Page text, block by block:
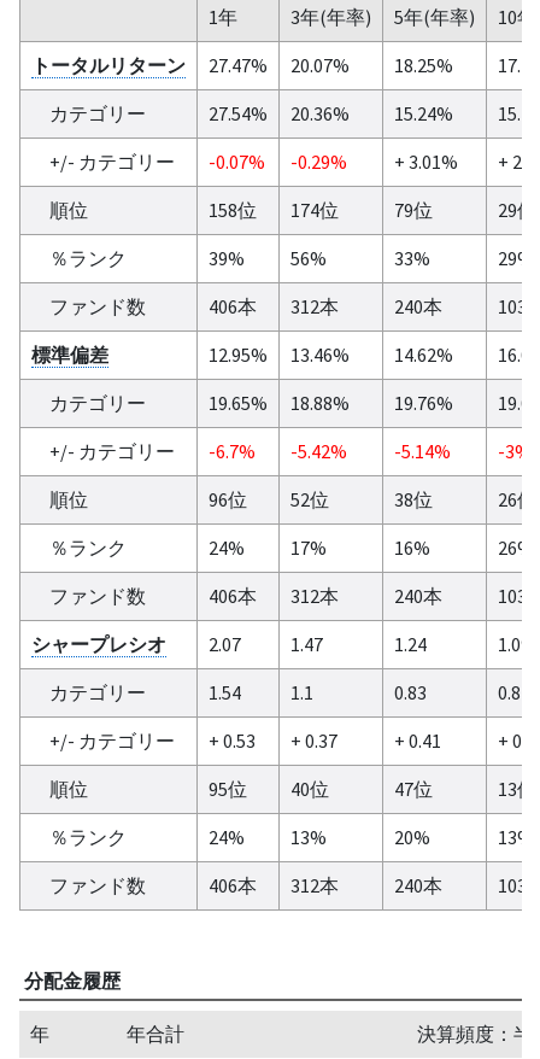
1年 3年(年率) 5年(年率)
10
トータルリターン
27.47% 20.07% 18.25%
カテゴリー
27.54% 20.36% 15.24%
+/- カテゴリー
-0.07% -0.29% + 3.01%
+
順位
158位 174位 79位
29位
％ランク
39% 56% 33%
29%
ファンド数
406本 312本 240本
103
標準偏差
12.95% 13.46% 14.62%
カテゴリー
19.65% 18.88% 19.76%
+/- カテゴリー
-6.7% -5.42% -5.14%
-3%
順位
96位 52位 38位
26位
％ランク
24% 17% 16%
26%
ファンド数
406本 312本 240本
103
シャープレシオ
2.07 1.47 1.24
1.09
カテゴリー
1.54 1.1 0.83
0.84
+/- カテゴリー
+ 0.53 + 0.37 + 0.41
+
順位
95位 40位 47位
13位
％ランク
24% 13% 20%
13%
ファンド数
406本 312本 240本 103
分配金履歴
年 年合計 決算頻度：半